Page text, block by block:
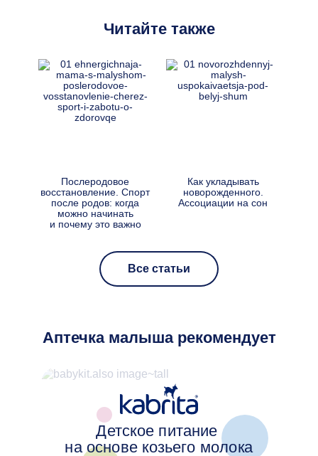
Читайте также
Послеродовое
восстановление. Спорт
после родов: когда
можно начинать
и почему это важно
Как укладывать
новорожденного.
Ассоциации на сон
Все статьи
Аптечка малыша рекомендует
Детское питание
на основе козьего молока